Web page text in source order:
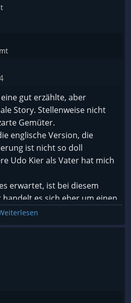
gut erzählte, aber
Story. Stellenweise nicht
Gemüter.
englische Version, die
ist nicht so doll
Udo Kier als Vater hat mich
erwartet, ist bei diesem
handelt es sich eher um einen
Horror spielt.
spielbar und gut gemacht.
dieses Spiel zu spielen